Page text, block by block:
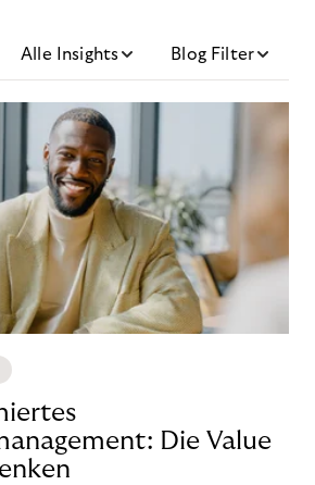
Alle Insights Blog Filter
Die Value